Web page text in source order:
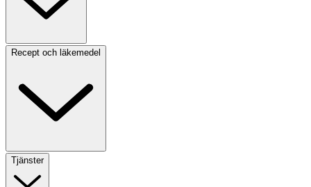
Recept och läkemedel
Tjänster